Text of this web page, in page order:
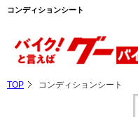
コンディションシート
TOP コンディションシート